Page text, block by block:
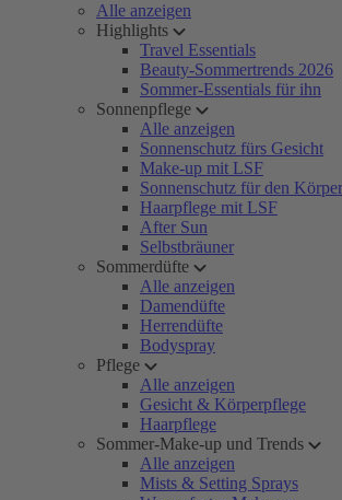
Alle anzeigen
Highlights
Travel Essentials
Beauty-Sommertrends 2026
Sommer-Essentials für ihn
Sonnenpflege
Alle anzeigen
Sonnenschutz fürs Gesicht
Make-up mit LSF
Sonnenschutz für den Körper
Haarpflege mit LSF
After Sun
Selbstbräuner
Sommerdüfte
Alle anzeigen
Damendüfte
Herrendüfte
Bodyspray
Pflege
Alle anzeigen
Gesicht & Körperpflege
Haarpflege
Sommer-Make-up und Trends
Alle anzeigen
Mists & Setting Sprays